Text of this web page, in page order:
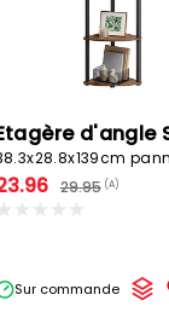
29.95 (A)
Sur commande